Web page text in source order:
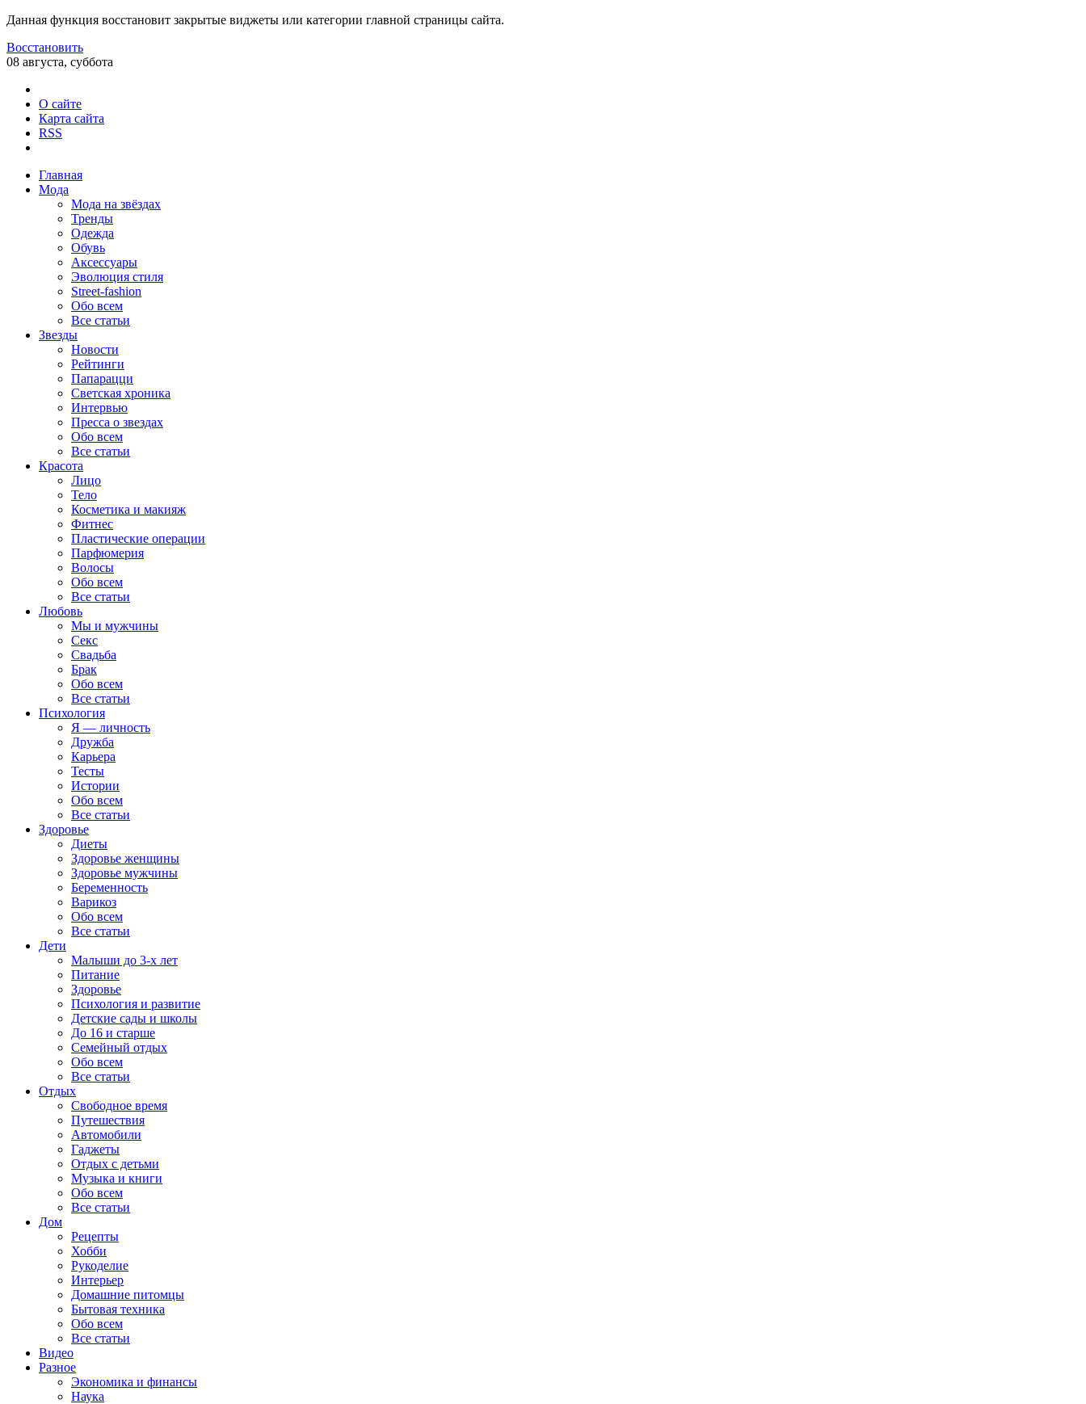
Данная функция восстановит закрытые виджеты или категории главной страницы сайта.
Восстановить
08 августа, суббота
О сайте
Карта сайта
RSS
Главная
Мода
Мода на звёздах
Тренды
Одежда
Обувь
Аксессуары
Эволюция стиля
Street-fashion
Обо всем
Все статьи
Звезды
Новости
Рейтинги
Папарацци
Светская хроника
Интервью
Пресса о звездах
Обо всем
Все статьи
Красота
Лицо
Тело
Косметика и макияж
Фитнес
Пластические операции
Парфюмерия
Волосы
Обо всем
Все статьи
Любовь
Мы и мужчины
Секс
Свадьба
Брак
Обо всем
Все статьи
Психология
Я — личность
Дружба
Карьера
Тесты
Истории
Обо всем
Все статьи
Здоровье
Диеты
Здоровье женщины
Здоровье мужчины
Беременность
Варикоз
Обо всем
Все статьи
Дети
Малыши до 3-х лет
Питание
Здоровье
Психология и развитие
Детские сады и школы
До 16 и старше
Семейный отдых
Обо всем
Все статьи
Отдых
Свободное время
Путешествия
Автомобили
Гаджеты
Отдых с детьми
Музыка и книги
Обо всем
Все статьи
Дом
Рецепты
Хобби
Рукоделие
Интерьер
Домашние питомцы
Бытовая техника
Обо всем
Все статьи
Видео
Разное
Экономика и финансы
Наука